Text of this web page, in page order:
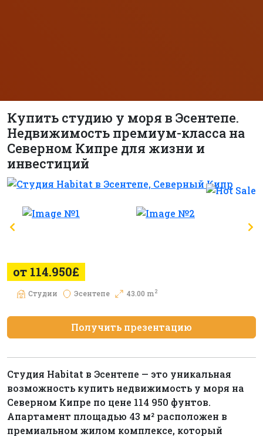
Купить студию у моря в Эсентепе.
Недвижимость премиум-класса на
Северном Кипре для жизни и
инвестиций
от 114.950£
Студии Эсентепе 43.00 m2
Получить презентацию
Студия Habitat в Эсентепе — это уникальная
возможность купить недвижимость у моря на
Северном Кипре по цене 114 950 фунтов.
Апартамент площадью 43 м² расположен в
премиальном жилом комплексе, который